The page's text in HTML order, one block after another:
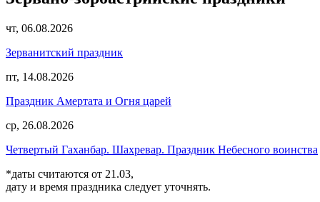
чт, 06.08.2026
Зерванитский праздник
пт, 14.08.2026
Праздник Амертата и Огня царей
ср, 26.08.2026
Четвертый Гаханбар. Шахревар. Праздник Небесного воинства
*даты считаются от 21.03,
дату и время праздника следует уточнять.